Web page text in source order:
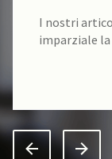
I nostri
imparziale